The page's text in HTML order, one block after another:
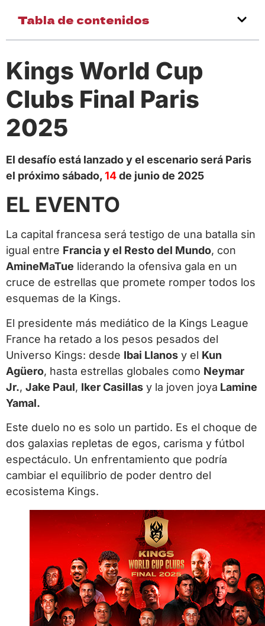
Tabla de contenidos
Kings World Cup
Clubs Final Paris
2025
El desafío está lanzado y el escenario será Paris
el próximo sábado,14de junio de 2025
EL EVENTO
La capital francesa será testigo de una batalla sin
igual entre Francia y el Resto del Mundo, con
AmineMaTue liderando la ofensiva gala en un
cruce de estrellas que promete romper todos los
esquemas de la Kings.
El presidente más mediático de la Kings League
France ha retado a los pesos pesados del
Universo Kings: desde Ibai Llanos y el Kun
Agüero, hasta estrellas globales como Neymar
Jr., Jake Paul, Iker Casillas y la joven joya Lamine
Yamal.
Este duelo no es solo un partido. Es el choque de
dos galaxias repletas de egos, carisma y fútbol
espectáculo. Un enfrentamiento que podría
cambiar el equilibrio de poder dentro del
ecosistema Kings.